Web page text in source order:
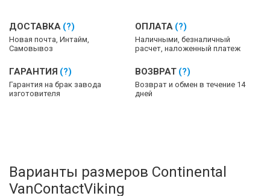
ДОСТАВКА (?)
Новая почта, Интайм,
Самовывоз
ОПЛАТА (?)
Наличными, безналичный
расчет, наложенный платеж
ГАРАНТИЯ (?)
Гарантия на брак завода
изготовителя
ВОЗВРАТ (?)
Возврат и обмен в течение 14
дней
Варианты размеров Continental
VanContactViking